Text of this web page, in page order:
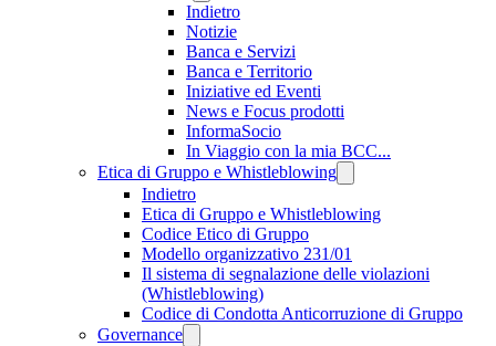
Indietro
Notizie
Banca e Servizi
Banca e Territorio
Iniziative ed Eventi
News e Focus prodotti
InformaSocio
In Viaggio con la mia BCC...
Etica di Gruppo e Whistleblowing
Indietro
Etica di Gruppo e Whistleblowing
Codice Etico di Gruppo
Modello organizzativo 231/01
Il sistema di segnalazione delle violazioni
(Whistleblowing)
Codice di Condotta Anticorruzione di Gruppo
Governance